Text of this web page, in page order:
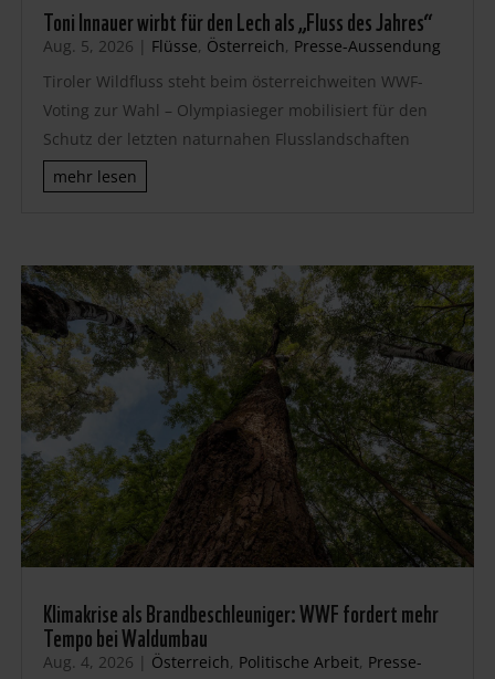
Toni Innauer wirbt für den Lech als „Fluss des Jahres“
Aug. 5, 2026 | Flüsse, Österreich, Presse-Aussendung
Tiroler Wildfluss steht beim österreichweiten WWF-
Voting zur Wahl – Olympiasieger mobilisiert für den
Schutz der letzten naturnahen Flusslandschaften
mehr lesen
Klimakrise als Brandbeschleuniger: WWF fordert mehr
Tempo bei Waldumbau
Aug. 4, 2026 | Österreich, Politische Arbeit, Presse-